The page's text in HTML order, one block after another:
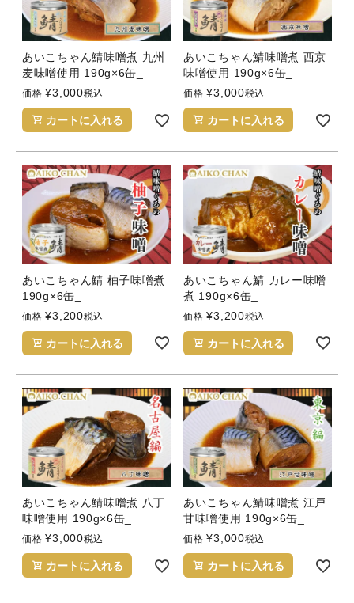
あいこちゃん鯖味噌煮 九州
麦味噌使用 190g×6缶_
価格 ¥3,000税込
カートに入れる
あいこちゃん鯖味噌煮 西京
味噌使用 190g×6缶_
価格 ¥3,000税込
カートに入れる
あいこちゃん鯖 柚子味噌煮
190g×6缶_
価格 ¥3,200税込
カートに入れる
あいこちゃん鯖 カレー味噌
煮 190g×6缶_
価格 ¥3,200税込
カートに入れる
あいこちゃん鯖味噌煮 八丁
味噌使用 190g×6缶_
価格 ¥3,000税込
カートに入れる
あいこちゃん鯖味噌煮 江戸
甘味噌使用 190g×6缶_
価格 ¥3,000税込
カートに入れる